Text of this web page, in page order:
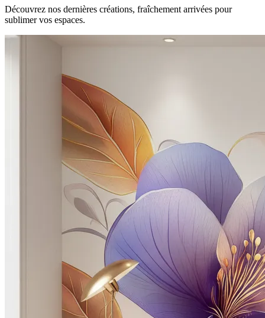
Découvrez nos dernières créations, fraîchement arrivées pour
sublimer vos espaces.